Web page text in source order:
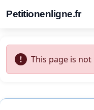
Petitionenligne.fr
This page is